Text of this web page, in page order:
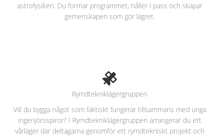
astrofysiken. Du formar programmet, håller i pass och skapar
gemenskapen som gör lägret.
Rymdtekniklägergruppen
Vill du bygga något som faktiskt fungerar tillsammans med unga
ingenjörsspiror? I Rymdtekniklägergruppen arrangerar du ett
vårläger där deltagarna genomför ett rymdtekniskt projekt och